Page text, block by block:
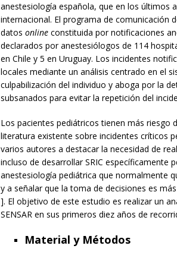
anestesiología española, que en los últimos
internacional. El programa de comunicación
datos onlineconstituida por notificaciones
declarados por anestesiólogos de 114
en Chile y 5 en Uruguay. Los incidentes
locales mediante un análisis centrado en el
culpabilización del individuo y aboga por la
subsanados para evitar la repetición del
Los pacientes pediátricos tienen más riesgo
literatura existente sobre incidentes críticos
varios autores a destacar la necesidad de
incluso de desarrollar SRIC específicamente
anestesiología pediátrica que normalmente
y a señalar que la toma de decisiones es
]. El objetivo de este estudio es realizar un
SENSAR en sus primeros diez años de
Material y Métodos